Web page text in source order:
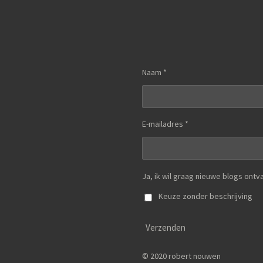
Naam *
E-mailadres *
Ja, ik wil graag nieuwe blogs
Keuze zonder beschrijving
Verzenden
© 2020 robert nouwen